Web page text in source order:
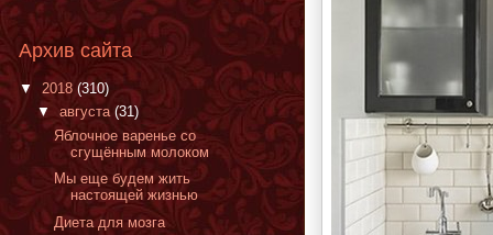
Архив сайта
▼ 2018 (310)
▼ августа (31)
Яблочное варенье со
сгущённым молоком
Мы еще будем жить
настоящей жизнью
Диета для мозга